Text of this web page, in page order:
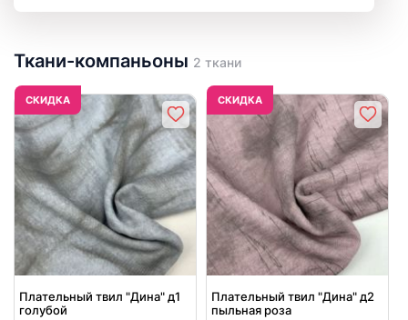
Ткани-компаньоны 2 ткани
CКИДКА
Плательный твил "Дина" д1
голубой
CКИДКА
Плательный твил "Дина" д2
пыльная роза